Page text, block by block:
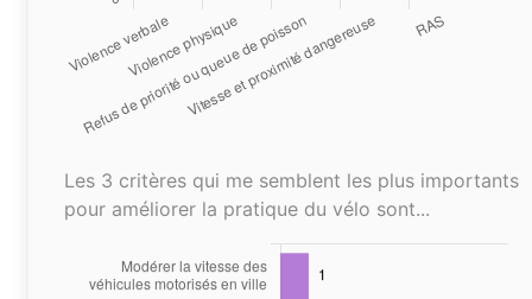
Les 3 critères qui me semblent les plus importants
pour améliorer la pratique du vélo sont...